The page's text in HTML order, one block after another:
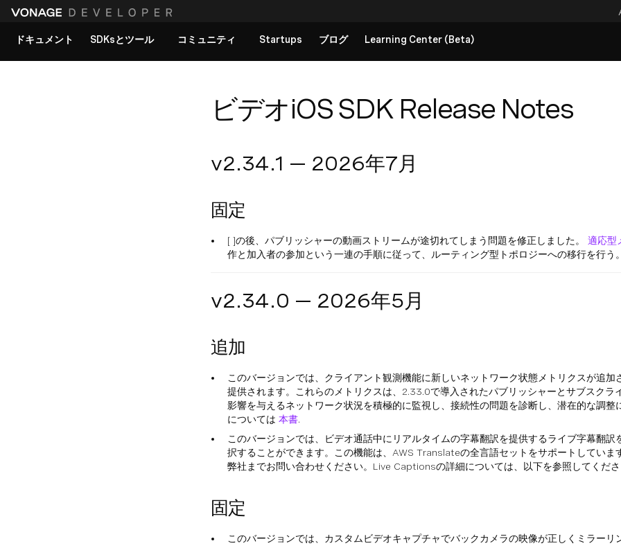
ドキュメント SDKsとツール コミュニティ Startups ブログ Learning Center (Beta)
ビデオiOS SDK Release Notes
v2.34.1 — 2026年7月
固定
[ ]の後、パブリッシャーの動画ストリームが途切れてしまう問題を修正しました。 適応型
作と加入者の参加という一連の手順に従って、ルーティング型トポロジーへの移行を行う
v2.34.0 — 2026年5月
追加
このバージョンでは、クライアント観測機能に新しいネットワーク状態メトリクスが追
提供されます。これらのメトリクスは、2.33.0で導入されたパブリッシャーとサブスク
影響を与えるネットワーク状況を積極的に監視し、接続性の問題を診断し、潜在的な調
については 本書.
このバージョンでは、ビデオ通話中にリアルタイムの字幕翻訳を提供するライブ字幕翻
択することができます。この機能は、AWS Translateの全言語セットをサポートしてい
弊社までお問い合わせください。Live Captionsの詳細については、以下を参照してくだ
固定
このバージョンでは、カスタムビデオキャプチャでバックカメラの映像が正しくミラー